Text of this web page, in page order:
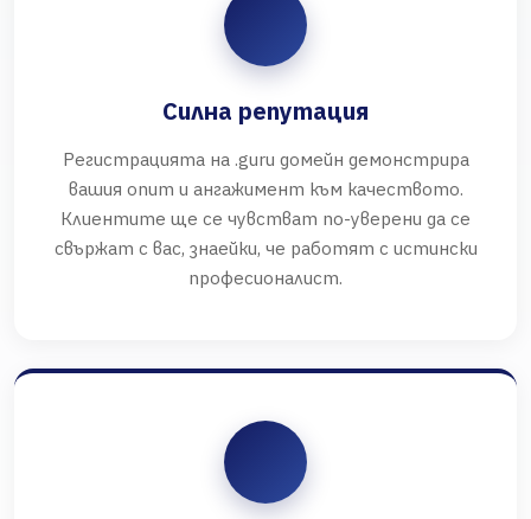
Силна репутация
Регистрацията на .guru домейн демонстрира
вашия опит и ангажимент към качеството.
Клиентите ще се чувстват по-уверени да се
свържат с вас, знаейки, че работят с истински
професионалист.